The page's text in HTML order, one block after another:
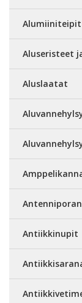
Alumiiniteipit
Aluseristeet
Aluslaatat
Antiikkinupit